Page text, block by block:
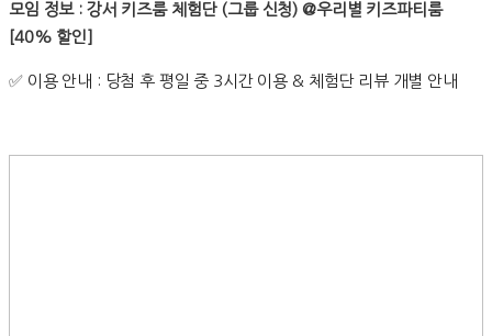
모임 정보 : 강서 키즈룸 체험단 (그룹 신청) @우리별 키즈파티룸
[40% 할인]
✅ 이용 안내 : 당첨 후 평일 중 3시간 이용 & 체험단 리뷰 개별 안내